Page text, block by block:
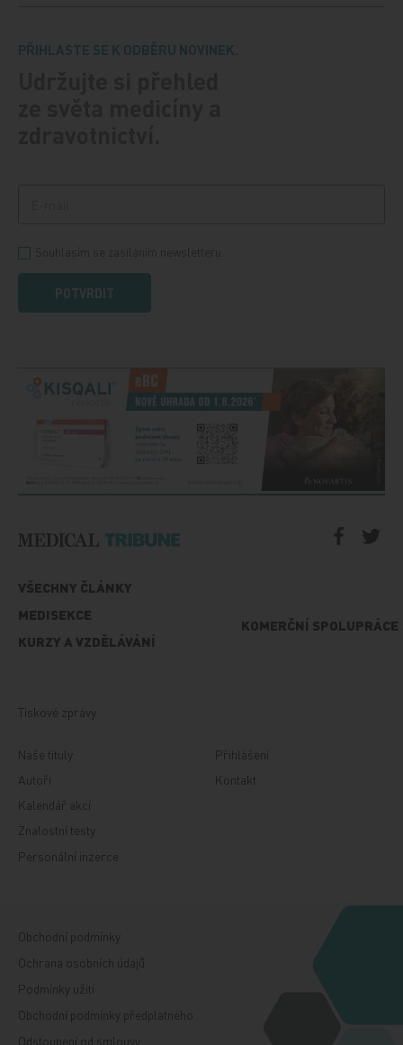
PŘIHLASTE SE K ODBĚRU NOVINEK.
POTVRDIT
VŠECHNY ČLÁNKY
MEDISEKCE
KURZY A VZDĚLÁVÁNÍ
KOMERČNÍ SPOLUPRÁCE
Tiskové zprávy
Naše tituly
Autoři
Kalendář akcí
Znalostní testy
Personální inzerce
Přihlášení
Kontakt
Obchodní podmínky
Ochrana osobních údajů
Podmínky užití
Obchodní podmínky předplatného
Odstoupení od smlouvy